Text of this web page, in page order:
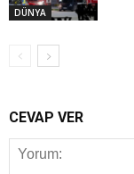
DÜNYA
CEVAP VER